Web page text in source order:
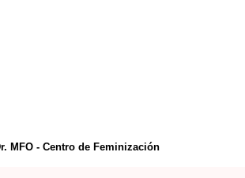
MFO - Centro de Feminización